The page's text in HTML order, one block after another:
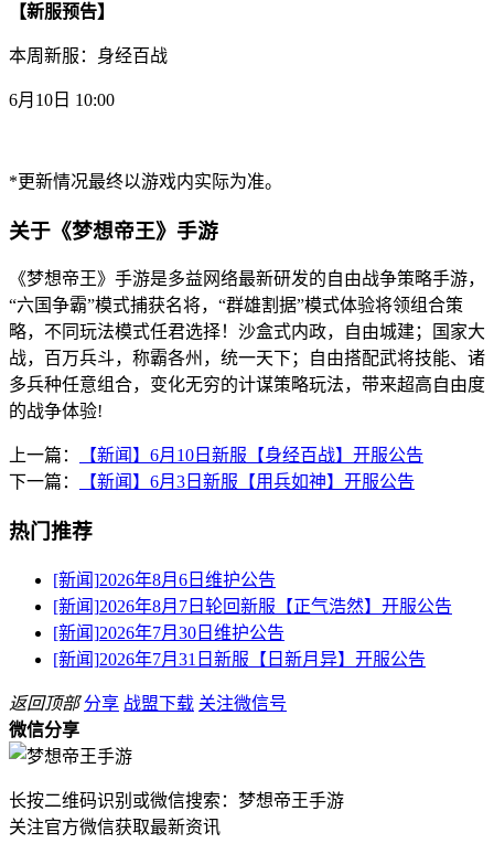
【新服预告】
本周新服：身经百战
6月10日 10:00
*更新情况最终以游戏内实际为准。
关于《梦想帝王》手游
《梦想帝王》手游是多益网络最新研发的自由战争策略手游，
“六国争霸”模式捕获名将，“群雄割据”模式体验将领组合策
略，不同玩法模式任君选择！沙盒式内政，自由城建；国家大
战，百万兵斗，称霸各州，统一天下；自由搭配武将技能、诸
多兵种任意组合，变化无穷的计谋策略玩法，带来超高自由度
的战争体验!
上一篇：
【新闻】6月10日新服【身经百战】开服公告
下一篇：
【新闻】6月3日新服【用兵如神】开服公告
热门推荐
[新闻]2026年8月6日维护公告
[新闻]2026年8月7日轮回新服【正气浩然】开服公告
[新闻]2026年7月30日维护公告
[新闻]2026年7月31日新服【日新月异】开服公告
返回顶部 分享 战盟下载 关注微信号
微信分享
长按二维码识别或微信搜索：梦想帝王手游
关注官方微信获取最新资讯